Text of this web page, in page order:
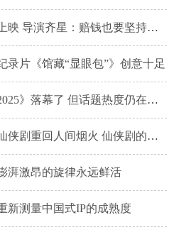
演齐星：赔钱也要坚持拍善的电影
录片《馆藏“显眼包”》创意十足
》落幕了 但话题热度仍在继续
回人间烟火 仙侠剧的一次“凡人”突围
湃激昂的旋律永远鲜活
新测量中国式IP的成熟度